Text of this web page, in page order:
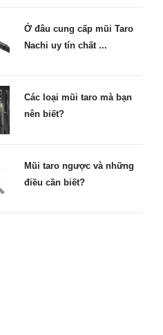
Ở đâu cung cấp mũi Taro
Nachi uy tín chất ...
Các loại mũi taro mà bạn
nên biết?
Mũi taro ngược và những
điều cần biết?